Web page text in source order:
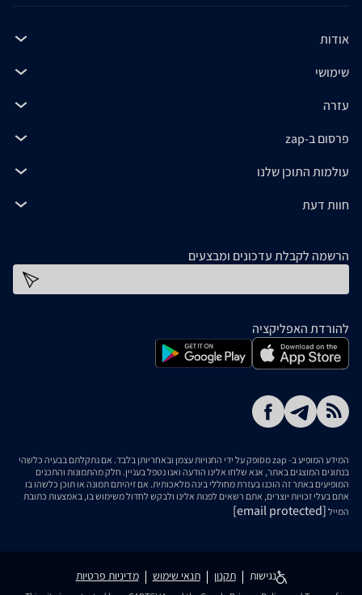
אודות
שימושי
עזרה
פרסום ב-zap
עולמות התוכן שלנו
חוות דעת
הרשמה לקבלת עדכונים ומבצעים
להורדת האפליקציה
המידע המופיע ב- zap מסופק על ידי החנויות עצמן ובאחריותן בלבד. אם נתקלתם בבעיה כלשהי
בנתונים המוצגים באתר, אנא שלחו אלינו הודעה ואנו נטפל בעניין. חלק מהתמונות והתכנים
המופיעים באתר זה הוכנו בעזרת מחוללי בינה מלאכותית. אם זיהיתם תמונה או תוכן כלשהו בו
אתם בעלי זכויות יוצרים, אתם רשאים לפנות אלינו ולבקש לחדול משימוש בו, באמצעות כתובת
המייל [email protected]
נגישות תקנון תנאי שימוש מדיניות פרטיות